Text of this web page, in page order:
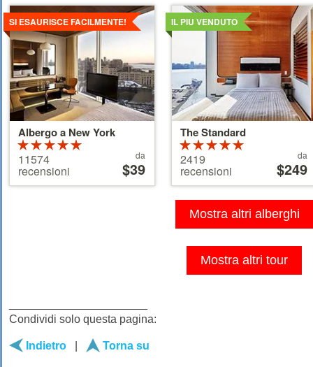
Albergo a New York
SI ESAURISCE FACILMENTE!
5 su 5 stelle
11574
recensioni partire
da
da
$39
Dettagli
The Standard
IL PIU VENDUTO
5 su 5 stelle
2419
recensioni partire
da
110 €
da
$249
Dettagli
Mostra altri alberghi
Mostra altri tour
Condividi solo questa pagina:
Indietro Torna su